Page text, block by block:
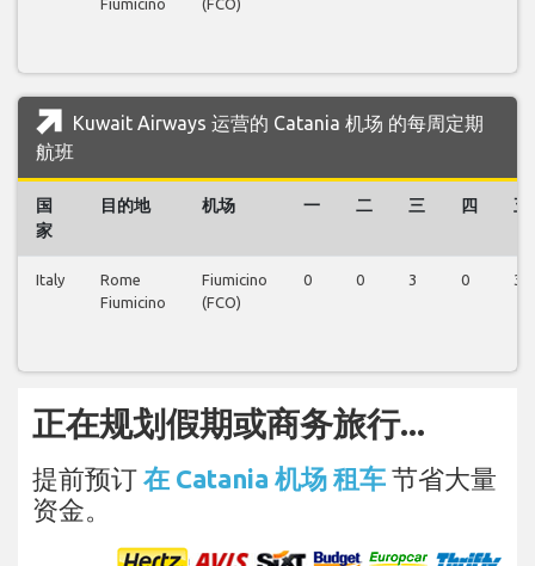
Kuwait Airways 运营的 Catania 机场 的每周定期
航班
国
家
目的地 机场 一 二 三 四 五
Italy
Rome
Fiumicino
Fiumicino
(FCO)
0 0 3 0 3
正在规划假期或商务旅行...
提前预订 在 Catania 机场 租车 节省大量
资金。